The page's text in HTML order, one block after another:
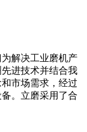
解决工业磨机产
进技术并结合我
市场需求，经过
。立磨采用了合